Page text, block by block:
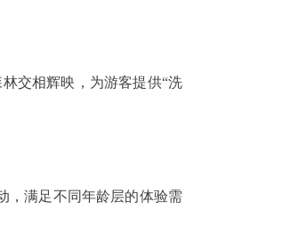
交相辉映，为游客提供“洗
，满足不同年龄层的体验需